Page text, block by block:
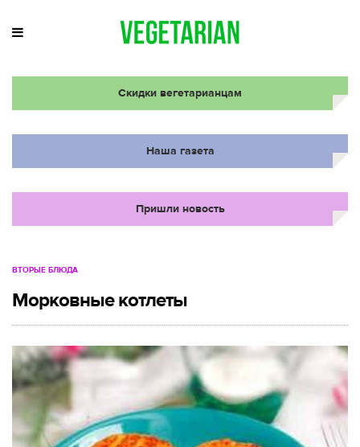
Скидки вегетарианцам
Наша газета
Пришли новость
ВТОРЫЕ БЛЮДА
Морковные котлеты